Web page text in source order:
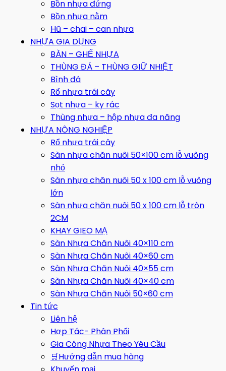
Bồn nhựa đứng
Bồn nhựa nằm
Hũ – chai – can nhựa
NHỰA GIA DỤNG
BÀN – GHẾ NHỰA
THÙNG ĐÁ – THÙNG GIỮ NHIỆT
Bình đá
Rổ nhựa trái cây
Sọt nhựa – ky rác
Thùng nhựa – hộp nhựa đa năng
NHỰA NÔNG NGHIỆP
Rổ nhựa trái cây
Sàn nhựa chăn nuôi 50×100 cm lỗ vuông
nhỏ
Sàn nhựa chăn nuôi 50 x 100 cm lỗ vuông
lớn
Sàn nhựa chăn nuôi 50 x 100 cm lỗ tròn
2CM
KHAY GIEO MẠ
Sàn Nhựa Chăn Nuôi 40×110 cm
Sàn Nhựa Chăn Nuôi 40×60 cm
Sàn Nhựa Chăn Nuôi 40×55 cm
Sàn Nhựa Chăn Nuôi 40×40 cm
Sàn Nhựa Chăn Nuôi 50×60 cm
Tin tức
Liên hệ
Hợp Tác- Phân Phối
Gia Công Nhựa Theo Yêu Cầu
🛒Hướng dẫn mua hàng